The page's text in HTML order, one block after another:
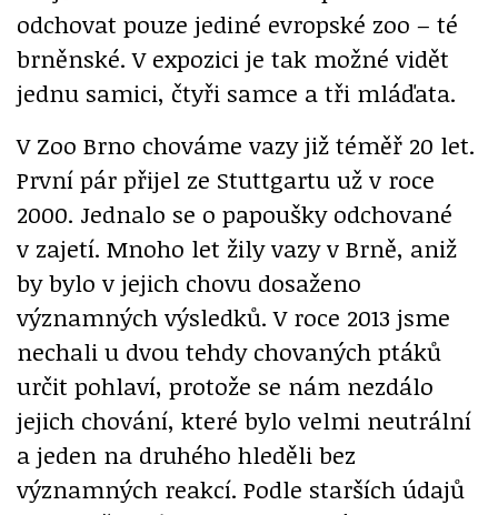
odchovat pouze jediné evropské zoo – té
brněnské. V expozici je tak možné vidět
jednu samici, čtyři samce a tři mláďata.
V Zoo Brno chováme vazy již téměř 20 let.
První pár přijel ze Stuttgartu už v roce
2000. Jednalo se o papoušky odchované
v zajetí. Mnoho let žily vazy v Brně, aniž
by bylo v jejich chovu dosaženo
významných výsledků. V roce 2013 jsme
nechali u dvou tehdy chovaných ptáků
určit pohlaví, protože se nám nezdálo
jejich chování, které bylo velmi neutrální
a jeden na druhého hleděli bez
významných reakcí. Podle starších údajů